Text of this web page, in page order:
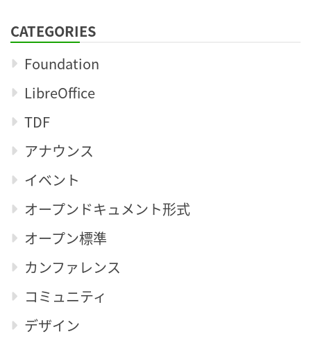
CATEGORIES
Foundation
LibreOffice
TDF
アナウンス
イベント
オープンドキュメント形式
オープン標準
カンファレンス
コミュニティ
デザイン